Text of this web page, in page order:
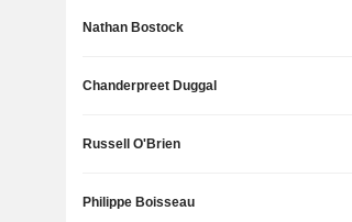
Nathan Bostock
Chanderpreet Duggal
Russell O'Brien
Philippe Boisseau